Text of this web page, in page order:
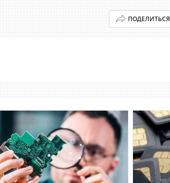
ПОДЕЛИТЬСЯ